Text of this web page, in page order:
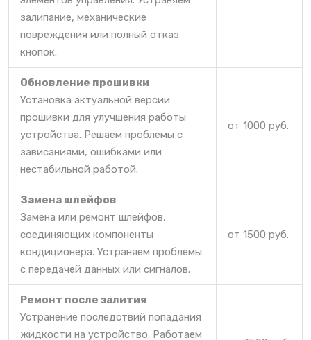
залипание, механические
повреждения или полный отказ
кнопок.
Обновление прошивки
Установка актуальной версии
прошивки для улучшения работы
устройства. Решаем проблемы с
зависаниями, ошибками или
нестабильной работой.
от 1000 руб.
Замена шлейфов
Замена или ремонт шлейфов,
соединяющих компоненты
кондиционера. Устраняем проблемы
с передачей данных или сигналов.
от 1500 руб.
Ремонт после залития
Устранение последствий попадания
жидкости на устройство. Работаем